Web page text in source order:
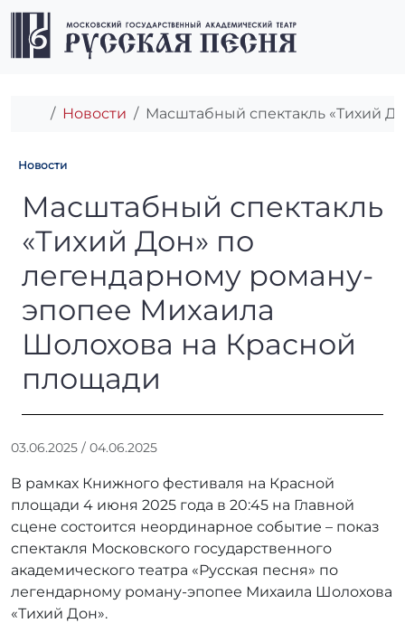
Перейти к содержимому
Перейти к футеру
Главная
Новости Масштабный спектакль «Тихий
Новости
Масштабный спектакль
Масштабный спектакль
«Тихий Дон» по
легендарному роману-
эпопее Михаила
Шолохова на Красной
площади
03.06.2025 / 04.06.2025
т
о
р
r
_
В рамках Книжного фестиваля на Красной
площади 4 июня 2025 года в 20:45 на Главной
сцене состоится неординарное событие – показ
спектакля Московского государственного
академического театра «Русская песня» по
легендарному роману-эпопее Михаила Шолохова
«Тихий Дон».